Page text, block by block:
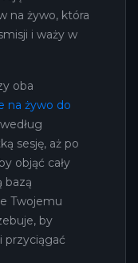
na żywo, która
i waży w
oba
na żywo do
sesję, aż po
objąć cały
bazą
Twojemu
by
przyciągać